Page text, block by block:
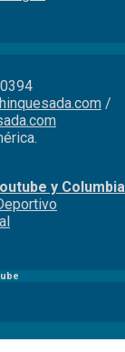
/
y Columbia